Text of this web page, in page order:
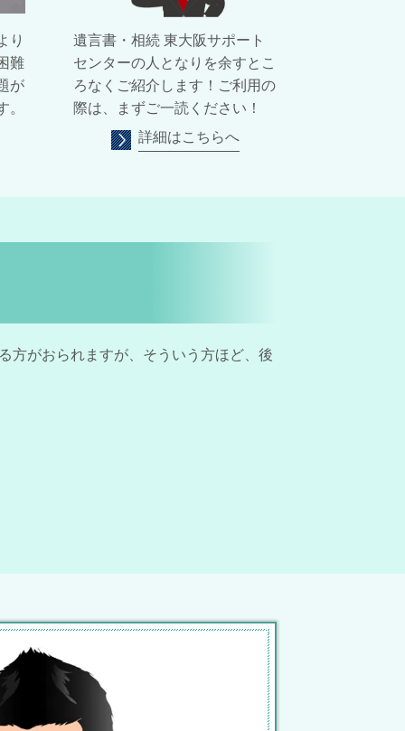
り
難
が
。
遺言書・相続 東大阪サポート
センターの人となりを余すとこ
ろなくご紹介します！ご利用の
際は、まずご一読ください！
詳細はこちらへ
方がおられますが、そういう方ほど、後